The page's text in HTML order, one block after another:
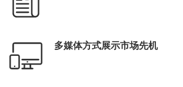
多媒体方式展示市场先机